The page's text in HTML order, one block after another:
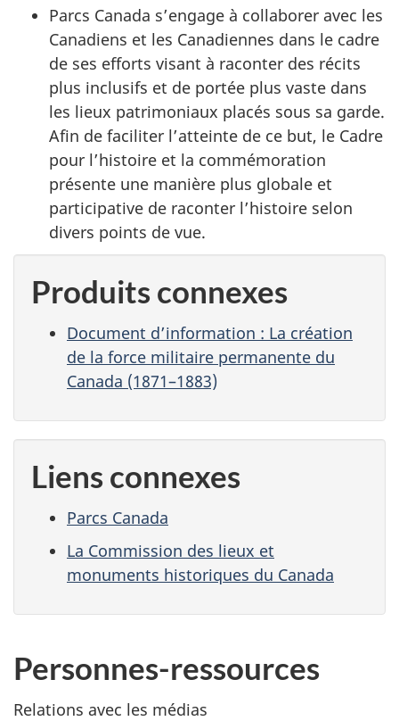
Parcs Canada s’engage à collaborer avec les
Canadiens et les Canadiennes dans le cadre
de ses efforts visant à raconter des récits
plus inclusifs et de portée plus vaste dans
les lieux patrimoniaux placés sous sa garde.
Afin de faciliter l’atteinte de ce but, le Cadre
pour l’histoire et la commémoration
présente une manière plus globale et
participative de raconter l’histoire selon
divers points de vue.
Produits connexes
Document d’information : La création
de la force militaire permanente du
Canada (1871–1883)
Liens connexes
Parcs Canada
La Commission des lieux et
monuments historiques du Canada
Personnes-ressources
Relations avec les médias